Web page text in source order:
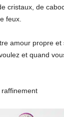
cristaux, de
feux.
amour propre
et quand